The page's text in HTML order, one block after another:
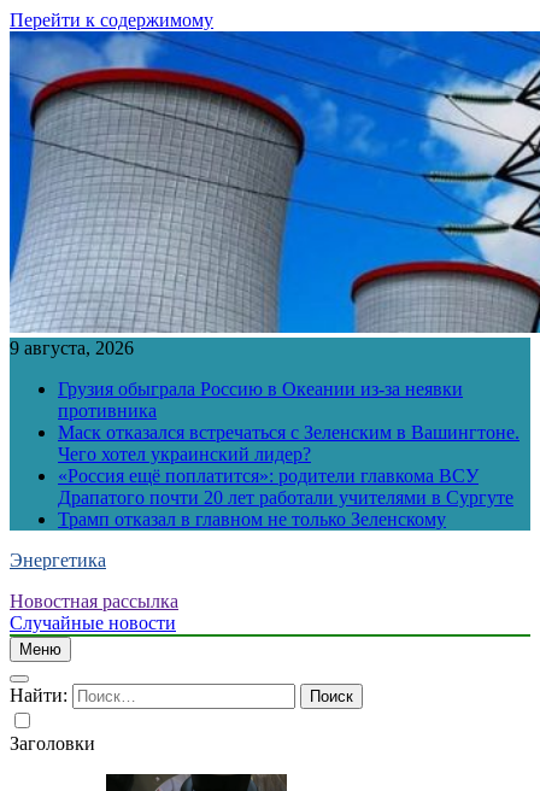
Перейти к содержимому
9 августа, 2026
Грузия обыграла Россию в Океании из-за неявки
противника
Маск отказался встречаться с Зеленским в Вашингтоне.
Чего хотел украинский лидер?
«Россия ещё поплатится»: родители главкома ВСУ
Драпатого почти 20 лет работали учителями в Сургуте
Трамп отказал в главном не только Зеленскому
Энергетика
Новостная рассылка
Случайные новости
Меню
Найти:
Заголовки